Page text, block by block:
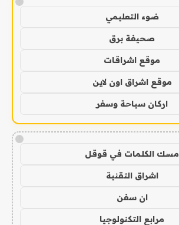
ضوء التعليمي
صحيفة برق
موقع اشراقات
موقع اشراق اون لاين
اركان سياحة وسفر
!
مسك الكلمات في قوقل
اشراق التقنية
ان سفن
مرابع التكنولوجيا